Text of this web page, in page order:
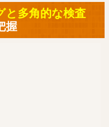
と多角的な検査
握